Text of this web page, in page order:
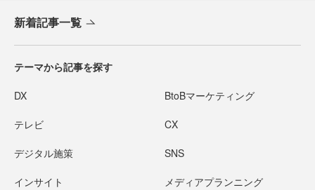
新着記事一覧
テーマから記事を探す
DX BtoBマーケティング
テレビ CX
デジタル施策 SNS
インサイト メディアプランニング